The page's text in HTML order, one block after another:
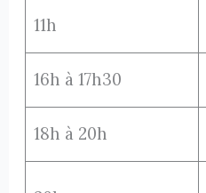
11h
16h à 17h30
18h à 20h